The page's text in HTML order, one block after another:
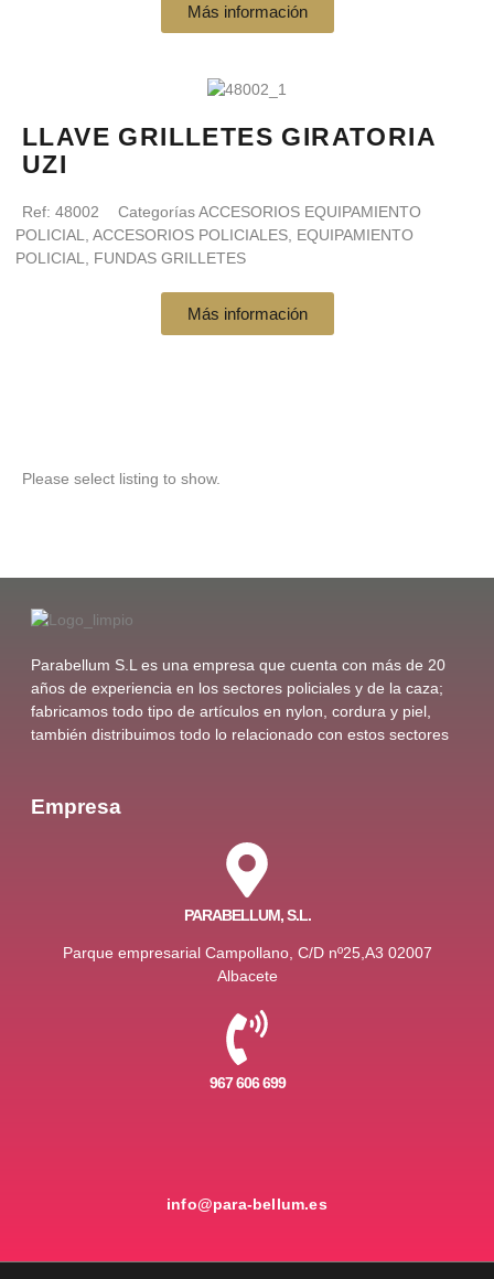
Más información
LLAVE GRILLETES GIRATORIA
UZI
Ref: 48002 CategoríasACCESORIOS EQUIPAMIENTO
POLICIAL
ACCESORIOS POLICIALES, EQUIPAMIENTO
POLICIAL
FUNDAS GRILLETES
Más información
Please select listing to show.
Parabellum S.L es una empresa que cuenta con más de 20
años de experiencia en los sectores policiales y de la caza;
fabricamos todo tipo de artículos en nylon, cordura y piel,
también distribuimos todo lo relacionado con estos sectores
Empresa
PARABELLUM, S.L.
Parque empresarial Campollano, C/D nº25,A3 02007
Albacete
967 606 699
info@para-bellum.es